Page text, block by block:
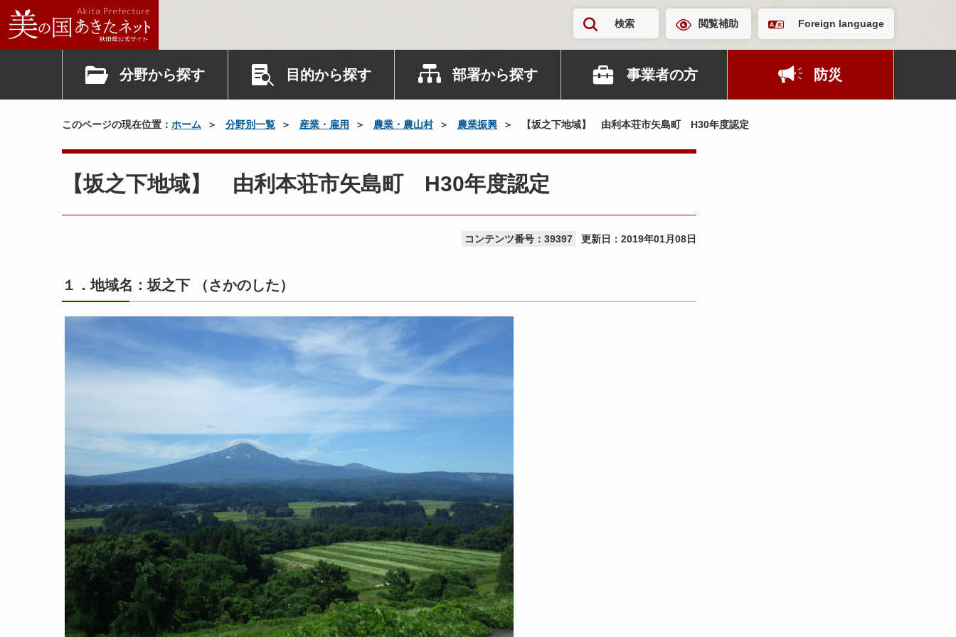
検索 閲覧補助 Foreign language
分野から探す 目的から探す 部署から探す 事業者の方 防災
このページの現在位置： ホーム 分野別一覧 産業・雇用 農業・農山村 農業振興 【坂之下地域】 由利本荘市矢島町 H30年度認定
【坂之下地域】 由利本荘市矢島町 H30年度認定
コンテンツ番号：39397 更新日： 2019年01月08日
１．地域名：坂之下 （さかのした）